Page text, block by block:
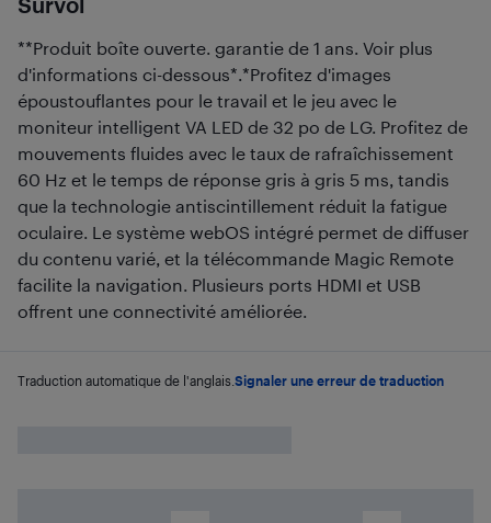
**Produit boîte ouverte. garantie de 1 ans. Voir plus
d'informations ci-dessous*.*Profitez d'images
époustouflantes pour le travail et le jeu avec le
moniteur intelligent VA LED de 32 po de LG. Profitez de
mouvements fluides avec le taux de rafraîchissement
60 Hz et le temps de réponse gris à gris 5 ms, tandis
que la technologie antiscintillement réduit la fatigue
oculaire. Le système webOS intégré permet de diffuser
du contenu varié, et la télécommande Magic Remote
facilite la navigation. Plusieurs ports HDMI et USB
offrent une connectivité améliorée.
Traduction automatique de l'anglais. Signaler une erreur de traduction